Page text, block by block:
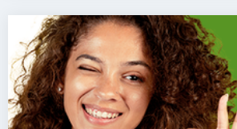
Fashionmanagement & Global
Musikproduktion
Psychologie der Lebenswelten
Social Media Studies
Sportmanagement -